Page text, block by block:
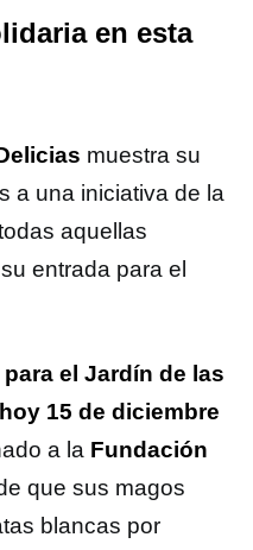
en esta
muestra su
a una iniciativa de la
aquellas
entrada para el
el Jardín de las
15 de diciembre
a la Fundación
que sus magos
blancas por